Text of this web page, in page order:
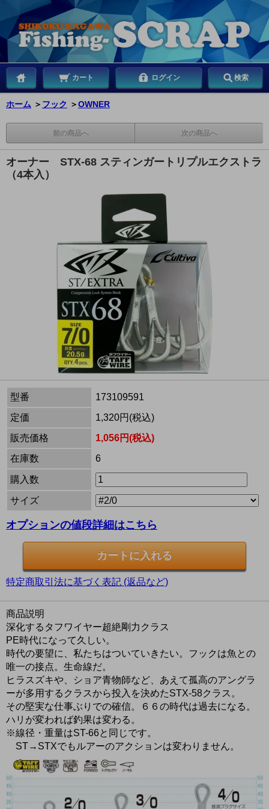
カート ログイン 検索
ホーム ＞ フック ＞OWNER
前の商品へ 次の商品へ
オーナー STX-68 スティンガートリプルエクストラ
（4本入）
型番
173109591
定価
1,320円(税込)
販売価格
1,056円(税込)
在庫数
6
購入数
サイズ
オプションの値段詳細はこちら
特定商取引法に基づく表記 (返品など)
商品説明
深化するタフワイヤー超絶剛力クラス
PE時代になって久しい。
時代の要望に、私たちはついていきたい。フックは魚との
唯一の接点。生命線だ。
ヒラスズキや、ショア青物師など、あえて孤高のアングラ
ーが多用するクラスから投入を決めたSTX-58クラス。
その堅実な仕事ぶりでの確信。６６の時代は過去になる。
ハリが変われば釣果は変わる。
※線径・重量はST-66と同じです。
ST→STXでもルアーのアクションは変わりません。